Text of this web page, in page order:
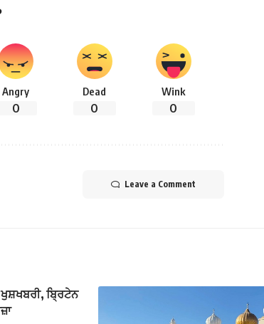
Angry
0
Dead
0
Wink
0
Leave a Comment
ਬ੍ਰਿਟੇਨ